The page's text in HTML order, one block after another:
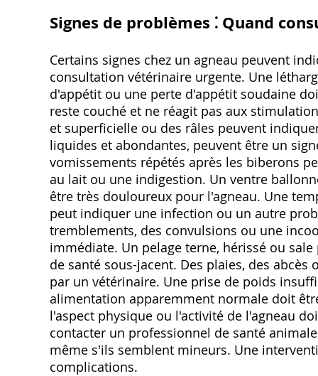
Signes de problèmes ⁚ Quand
Certains signes chez un agneau peuvent
consultation vétérinaire urgente. Une
d'appétit ou une perte d'appétit soudaine
reste couché et ne réagit pas aux
et superficielle ou des râles peuvent
liquides et abondantes, peuvent être un
vomissements répétés après les biberons
au lait ou une indigestion. Un ventre
être très douloureux pour l'agneau. Une
peut indiquer une infection ou un autre
tremblements, des convulsions ou une
immédiate. Un pelage terne, hérissé ou
de santé sous-jacent. Des plaies, des
par un vétérinaire. Une prise de poids
alimentation apparemment normale doit
l'aspect physique ou l'activité de l'agneau
contacter un professionnel de santé
même s'ils semblent mineurs. Une
complications.